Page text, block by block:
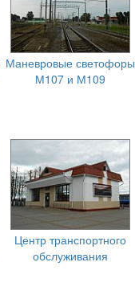
Маневровые светофоры
М107 и М109
Центр транспортного
обслуживания